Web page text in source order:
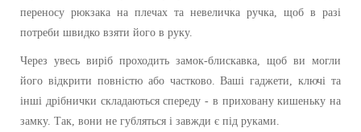
переносу рюкзака на плечах та невеличка ручка, щоб в разі
потреби швидко взяти його в руку.
Через увесь виріб проходить замок-блискавка, щоб ви могли
його відкрити повністю або частково. Ваші гаджети, ключі та
інші дрібнички складаються спереду - в приховану кишеньку на
замку. Так, вони не губляться і завжди є під руками.